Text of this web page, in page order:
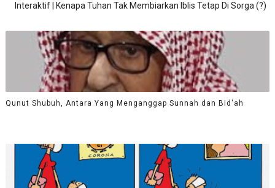
Interaktif | Kenapa Tuhan Tak Membiarkan Iblis Tetap Di Sorga (?)
Qunut Shubuh, Antara Yang Menganggap Sunnah dan Bid'ah